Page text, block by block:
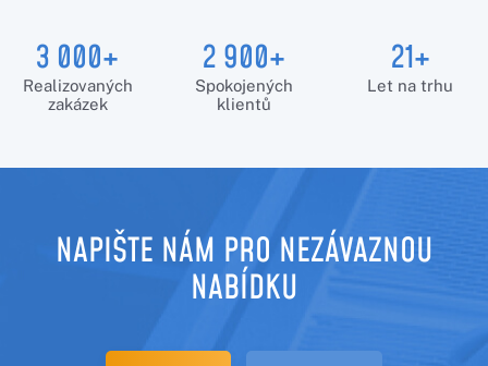
3 000+
Realizovaných
zakázek
2 900+
Spokojených
klientů
21+
Let na trhu
NAPIŠTE NÁM PRO NEZÁVAZNOU
NABÍDKU